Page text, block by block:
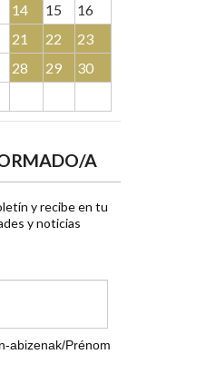
14 15
16
21 22
23
28 29
30
A
y recibe en tu
y noticias
abizenak/Prénom